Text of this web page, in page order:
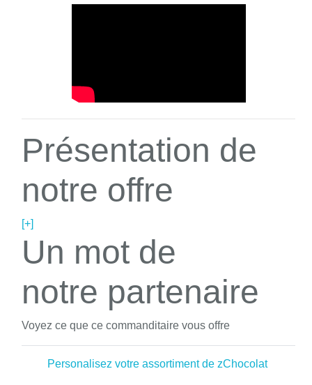
Présentation de
notre offre
[+]
Un mot de
notre partenaire
Voyez ce que ce commanditaire vous offre
Personalisez votre assortiment de zChocolat